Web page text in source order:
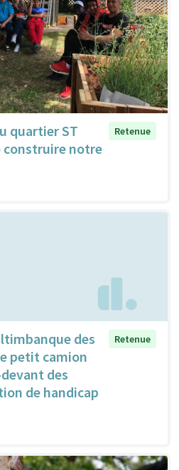
quartier ST
construire notre
Retenue
des
petit camion
des
de handicap
Retenue